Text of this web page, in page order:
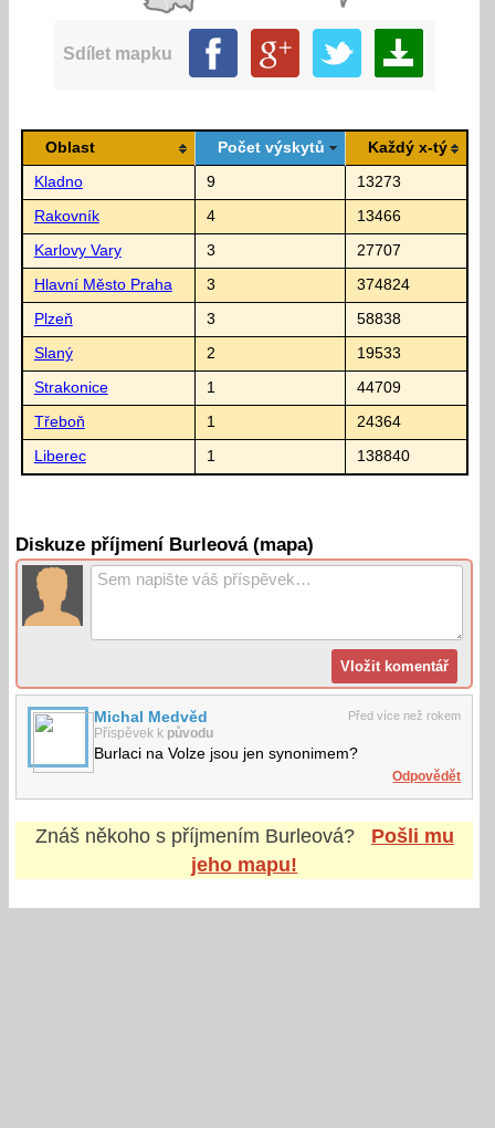
Sdílet mapku
Oblast Počet výskytů Každý x-tý
Kladno 9 13273
Rakovník 4 13466
Karlovy Vary 3 27707
Hlavní Město Praha 3 374824
Plzeň 3 58838
Slaný 2 19533
Strakonice 1 44709
Třeboň 1 24364
Liberec 1 138840
Diskuze příjmení Burleová (mapa)
Před více než rokem
Michal Medvěd
Příspěvek k původu
Burlaci na Volze jsou jen synonimem?
Odpovědět
Znáš někoho s příjmením Burleová?
Pošli mu
jeho mapu!